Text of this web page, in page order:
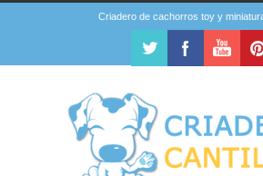
Criadero de cachorros toy y